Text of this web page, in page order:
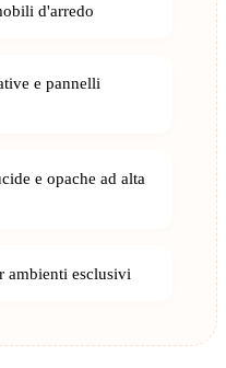
d'arredo
e pannelli
e opache ad alta
ambienti esclusivi